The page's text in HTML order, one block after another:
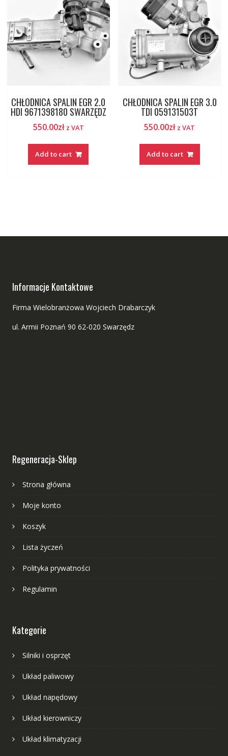
CHŁODNICA SPALIN EGR 2.0
HDI 9671398180 SWARZĘDZ
550.00zł z VAT
Add to cart
CHŁODNICA SPALIN EGR 3.0
TDI 059131503T
550.00zł z VAT
Add to cart
Informacje Kontaktowe
Firma Wielobranżowa Wojciech Drabarczyk
ul. Armii Poznań 90 62-020 Swarzędz
Regeneracja-Sklep
Strona główna
Moje konto
Koszyk
Lista życzeń
Polityka prywatności
Regulamin
Kategorie
Silniki i osprzęt
Układ paliwowy
Układ napędowy
Układ kierowniczy
Układ klimatyzacji